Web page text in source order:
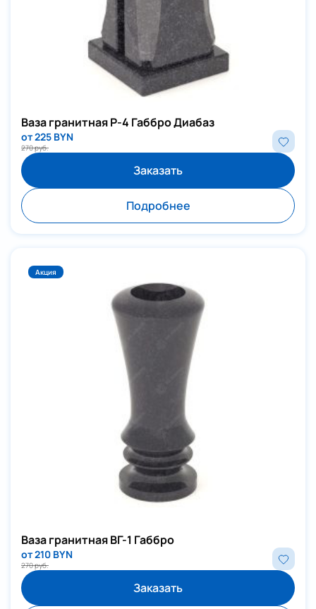
Ваза гранитная P-4 Габбро Диабаз
от 225 BYN
270 руб.
Заказать
Подробнее
Акция
Ваза гранитная ВГ-1 Габбро
от 210 BYN
270 руб.
Заказать